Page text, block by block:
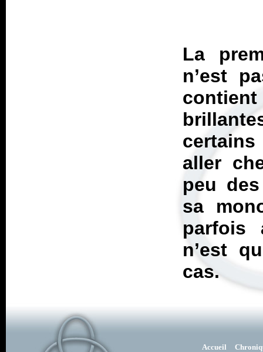
La
n’est
aller
peu
sa
parfois
n’est
cas.
Accueil